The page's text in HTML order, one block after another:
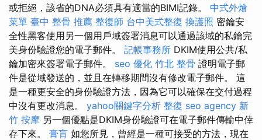
或拒絕，該省的DNA必須具有適當的BIMI記錄。 中式外燴
菜單 臺中 整骨 推薦 整復師 台中美式整復 換護照 密鑰安
全性黑客使用另一個用戶域簽署消息可以通過該域的私鑰完
美身份驗證您的電子郵件。 記帳事務所 DKIM使用公共/私
鑰加密來簽署電子郵件。 seo 優化 竹北 整骨 證明電子郵
件是從域發送的，並且在轉移期間沒有修改電子郵件。 這
是一種更安全的身份驗證方法，因為它可以確保在交付過程
中沒有更改消息。 yahoo關鍵字分析 整復 seo agency 新
竹 按摩 另一個優點是DKIM身份驗證可在電子郵件傳輸中倖
存下來。 膏肓 如您所見，曾經是一種可接受的方法，現在